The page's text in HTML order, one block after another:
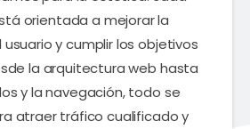
orientada a mejorar la
y cumplir los objetivos
la arquitectura web hasta
y la navegación, todo se
atraer tráfico cualificado y